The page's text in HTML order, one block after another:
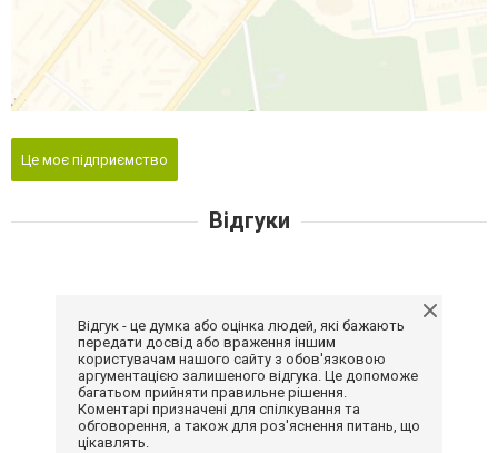
Це моє підприємство
Відгуки
Відгук - це думка або оцінка людей, які бажають
передати досвід або враження іншим
користувачам нашого сайту з обов'язковою
аргументацією залишеного відгука. Це допоможе
багатьом прийняти правильне рішення.
Коментарі призначені для спілкування та
обговорення, а також для роз'яснення питань, що
цікавлять.